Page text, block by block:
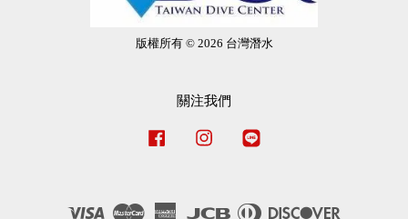
版權所有 © 2026 台灣潛水
關注我們
Facebook Instagram
Visa Master American JCB Diners